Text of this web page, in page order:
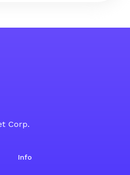
akun Facebook
sosial akun Tweeter
grup sosial akun Instagram
Corp.
Info